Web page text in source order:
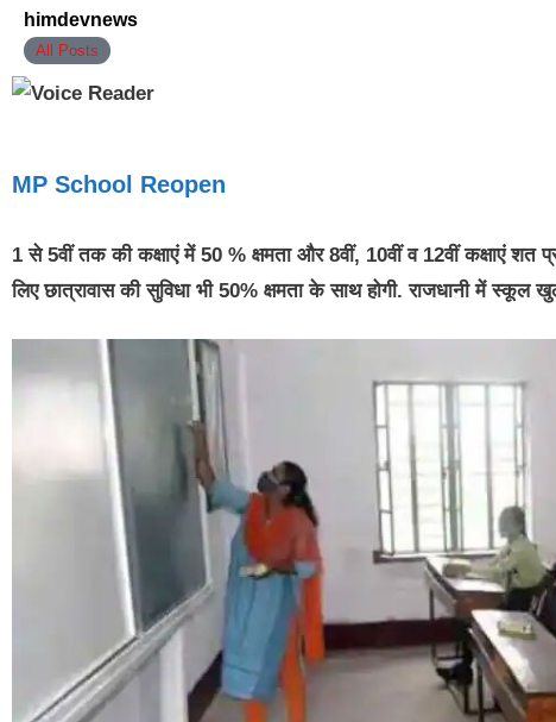
himdevnews
All Posts
MP School Reopen
1 से 5वीं तक की कक्षाएं में 50 % क्षमता और 8वीं, 10वीं व 12वीं कक्षाएं शत
लिए छात्रावास की सुविधा भी 50% क्षमता के साथ होगी. राजधानी में स्कूल